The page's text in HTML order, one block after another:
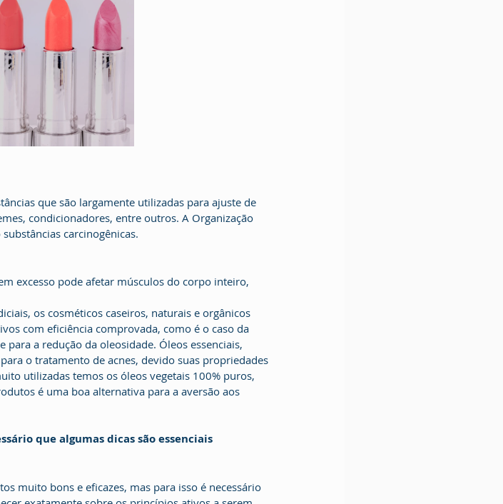
que são largamente utilizadas para ajuste de
condicionadores, entre outros. A Organização
carcinogênicas.
excesso pode afetar músculos do corpo inteiro,
os cosméticos caseiros, naturais e orgânicos
com eficiência comprovada, como é o caso da
a redução da oleosidade. Óleos essenciais,
o tratamento de acnes, devido suas propriedades
utilizadas temos os óleos vegetais 100% puros,
é uma boa alternativa para a aversão aos
que algumas dicas são essenciais
muito bons e eficazes, mas para isso é necessário